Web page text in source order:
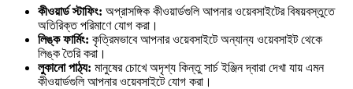
কীওয়ার্ড স্টাফিং: অপ্রাসঙ্গিক কীওয়ার্ডগুলি আপনার ওয়েবসাইটের বিষয়বস্তুতে
অতিরিক্ত পরিমাণে যোগ করা।
লিঙ্ক ফার্মিং: কৃত্রিমভাবে আপনার ওয়েবসাইটে অন্যান্য ওয়েবসাইট থেকে
লিঙ্ক তৈরি করা।
লুকানো পাঠ্য: মানুষের চোখে অদৃশ্য কিন্তু সার্চ ইঞ্জিন দ্বারা দেখা যায় এমন
কীওয়ার্ডগুলি আপনার ওয়েবসাইটে যোগ করা।